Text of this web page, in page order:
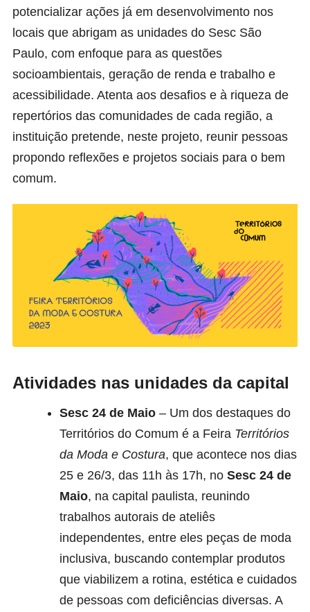
potencializar ações já em desenvolvimento nos
locais que abrigam as unidades do Sesc São
Paulo, com enfoque para as questões
socioambientais, geração de renda e trabalho e
acessibilidade. Atenta aos desafios e à riqueza de
repertórios das comunidades de cada região, a
instituição pretende, neste projeto, reunir pessoas
propondo reflexões e projetos sociais para o bem
comum.
Atividades nas unidades da capital
Sesc 24 de Maio – Um dos destaques do
Territórios do Comum é a Feira Territórios
da Moda e Costura, que acontece nos dias
25 e 26/3, das 11h às 17h, no Sesc 24 de
Maio, na capital paulista, reunindo
trabalhos autorais de ateliês
independentes, entre eles peças de moda
inclusiva, buscando contemplar produtos
que viabilizem a rotina, estética e cuidados
de pessoas com deficiências diversas. A